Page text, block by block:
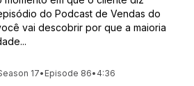
do Podcast de Vendas do
vai descobrir por que a maioria
17• Episode 86• 4:36